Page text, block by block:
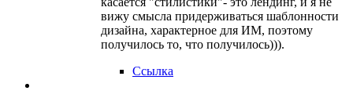
вижу смысла придерживаться шаблонности
дизайна, характерное для ИМ, поэтому
получилось то, что получилось))).
Ссылка